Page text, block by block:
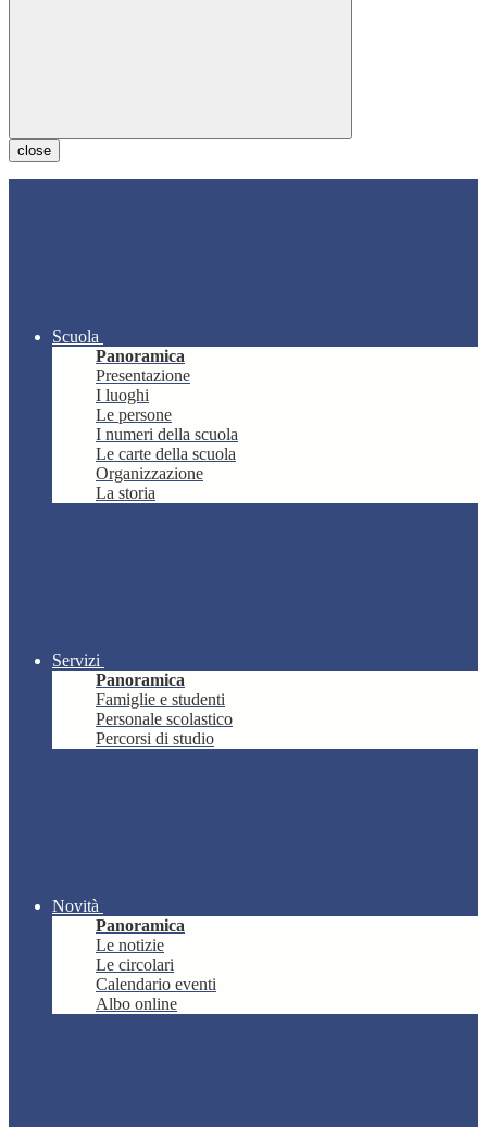
close
Scuola
Panoramica
Presentazione
I luoghi
Le persone
I numeri della scuola
Le carte della scuola
Organizzazione
La storia
Servizi
Panoramica
Famiglie e studenti
Personale scolastico
Percorsi di studio
Novità
Panoramica
Le notizie
Le circolari
Calendario eventi
Albo online